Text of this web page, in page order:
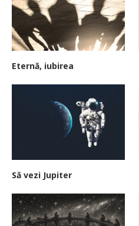
Eternă, iubirea
Să vezi Jupiter